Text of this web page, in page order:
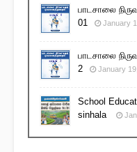
பாடசாலை
01
January
பாடசாலை
2
January
School
sinhala